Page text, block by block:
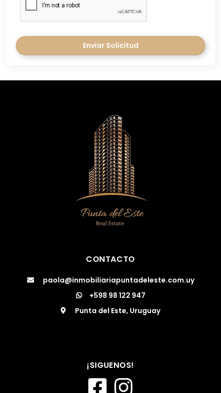
Enviar Solicitud
CONTACTO
paola@inmobiliariapuntadeleste.com.uy
+598 98 122 947
Punta del Este, Uruguay
¡SIGUENOS!